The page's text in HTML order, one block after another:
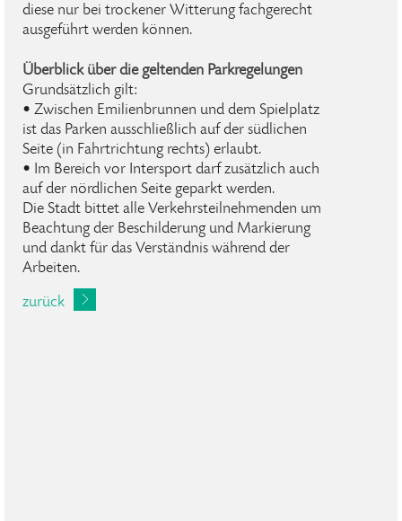
diese nur bei trockener Witterung fachgerecht
ausgeführt werden können.
Überblick über die geltenden Parkregelungen
Grundsätzlich gilt:
• Zwischen Emilienbrunnen und dem Spielplatz
ist das Parken ausschließlich auf der südlichen
Seite (in Fahrtrichtung rechts) erlaubt.
• Im Bereich vor Intersport darf zusätzlich auch
auf der nördlichen Seite geparkt werden.
Die Stadt bittet alle Verkehrsteilnehmenden um
Beachtung der Beschilderung und Markierung
und dankt für das Verständnis während der
Arbeiten.
zurück